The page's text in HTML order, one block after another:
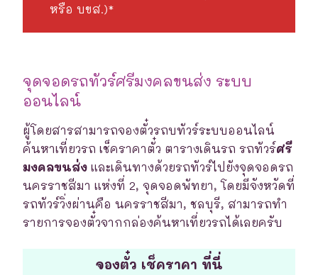
หรือ บขส.)*
จุดจอดรถทัวร์ศรีมงคลขนส่ง ระบบ
ออนไลน์
ผู้โดยสารสามารถจองตั๋วรถบทัวร์ระบบออนไลน์
ค้นหาเที่ยวรถ เช็คราคาตั๋ว ตารางเดินรถ รถทัวร์ศรี
มงคลขนส่ง และเดินทางด้วยรถทัวร์ไปยังจุดจอดรถ
นครราชสีมา แห่งที่ 2, จุดจอดพัทยา, โดยมีจังหวัดที่
รถทัวร์วิ่งผ่านคือ นครราชสีมา, ชลบุรี, สามารถทำ
รายการจองตั๋วจากกล่องค้นหาเที่ยวรถได้เลยครับ
จองตั๋ว เช็คราคา ที่นี่